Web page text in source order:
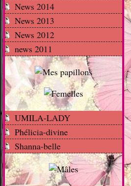
News 2014
News 2013
News 2012
news 2011
UMILA-LADY
Phélicia-divine
Shanna-belle